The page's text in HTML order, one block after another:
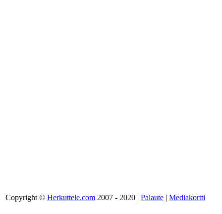
Copyright © Herkuttele.com 2007 - 2020 | Palaute | Mediakortti